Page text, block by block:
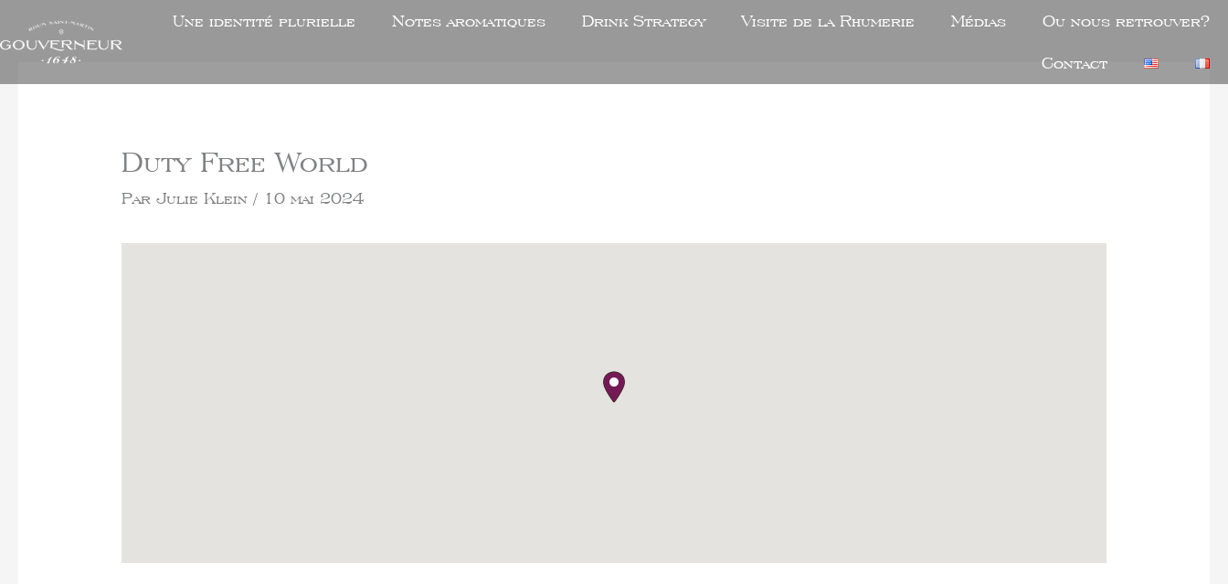
Une identité plurielle Notes aromatiques Drink Strategy Visite de la Rhumerie Médias Ou nous retrouver?
Contact
Duty Free World
ParJulie Klein/ 10 mai 2024